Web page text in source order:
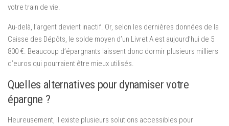
votre train de vie.
Au-delà, l’argent devient inactif. Or, selon les dernières données de la
Caisse des Dépôts, le solde moyen d’un Livret A est aujourd’hui de 5
800 €. Beaucoup d’épargnants laissent donc dormir plusieurs milliers
d’euros qui pourraient être mieux utilisés.
Quelles alternatives pour dynamiser votre
épargne ?
Heureusement, il existe plusieurs solutions accessibles pour